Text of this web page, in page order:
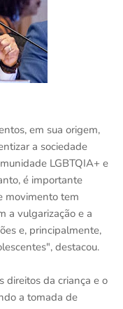
em sua origem,
a sociedade
LGBTQIA+ e
é importante
movimento tem
a vulgarização e a
e, principalmente,
destacou.
direitos da criança e o
a tomada de